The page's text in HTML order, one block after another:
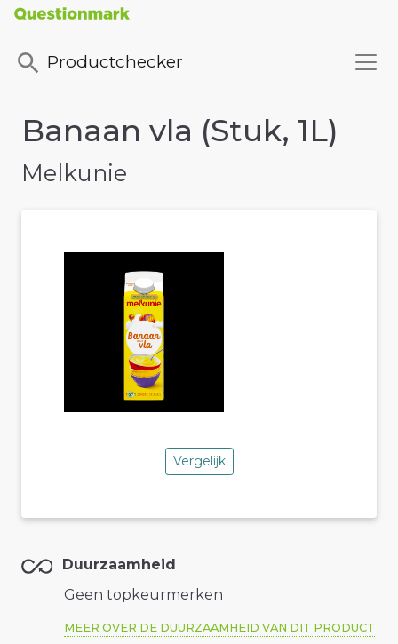
Productchecker
Banaan vla (Stuk, 1L)
Melkunie
Vergelijk
Duurzaamheid
Geen topkeurmerken
MEER OVER DE DUURZAAMHEID VAN DIT PRODUCT